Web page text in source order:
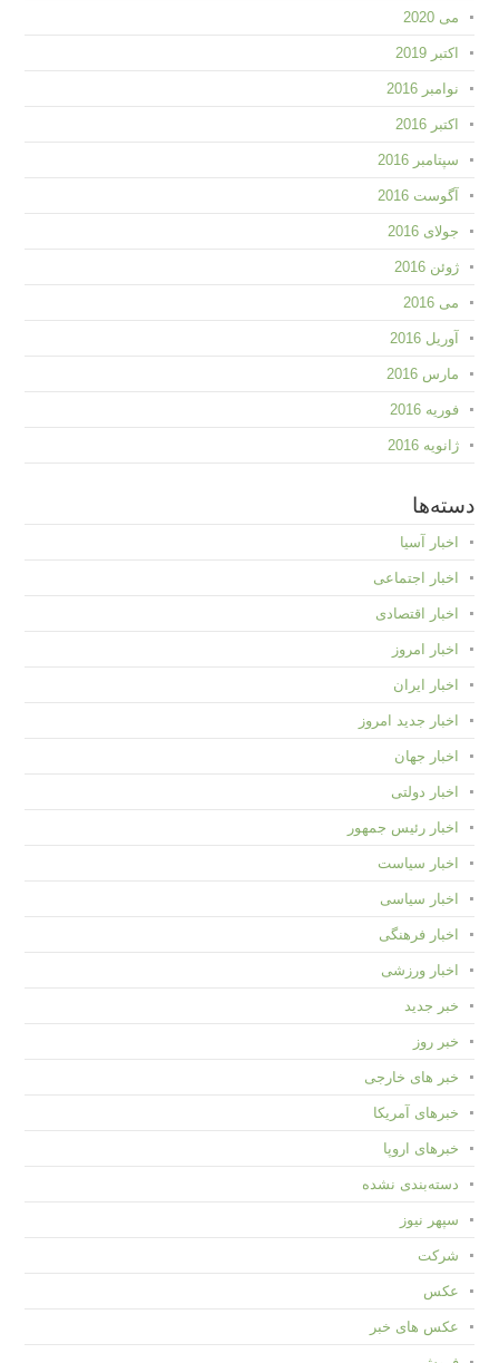
می 2020
اکتبر 2019
نوامبر 2016
اکتبر 2016
سپتامبر 2016
آگوست 2016
جولای 2016
ژوئن 2016
می 2016
آوریل 2016
مارس 2016
فوریه 2016
ژانویه 2016
دسته‌ها
اخبار آسیا
اخبار اجتماعی
اخبار اقتصادی
اخبار امروز
اخبار ایران
اخبار جدید امروز
اخبار جهان
اخبار دولتی
اخبار رئیس جمهور
اخبار سیاست
اخبار سیاسی
اخبار فرهنگی
اخبار ورزشی
خبر جدید
خبر روز
خبر های خارجی
خبرهای آمریکا
خبرهای اروپا
دسته‌بندی نشده
سپهر نیوز
شرکت
عکس
عکس های خبر